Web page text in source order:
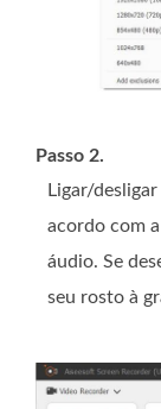
Passo 2.
Ligar/desligar
acordo com
áudio. Se
seu rosto à